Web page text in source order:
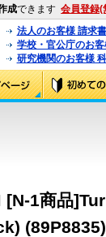
成できます 会員登録(
法人のお客様 請求
学校・官公庁のお
研究機関のお客様
[N-1商品
(89P8835)